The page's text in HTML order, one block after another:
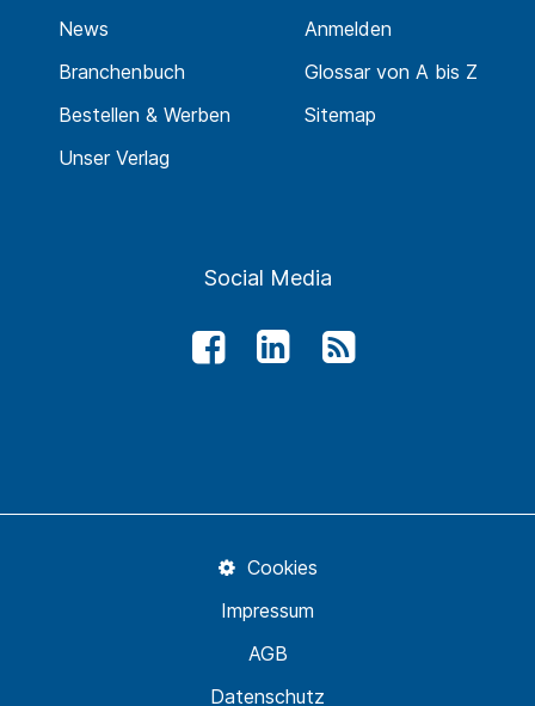
News
Branchenbuch
Bestellen & Werben
Unser Verlag
Anmelden
Glossar von A bis Z
Sitemap
Social Media
Datenschutz
AGB
Impressum
Cookies